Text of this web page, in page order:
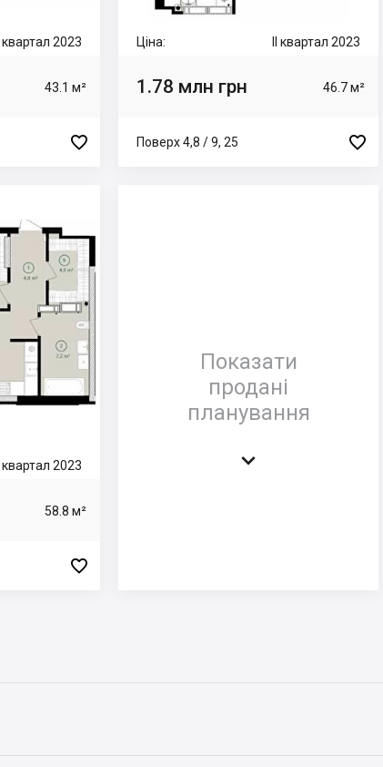
II квартал 2023
43.1 м²

Ціна: II квартал 2023
1.78 млн грн 46.7 м²
Поверх 4,8 / 9, 25 
II квартал 2023
58.8 м²

Показати
продані
планування
